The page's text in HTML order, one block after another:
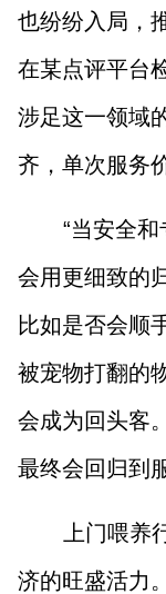
也纷纷入局，
在某点评平台
涉足这一领域
齐，单次服务
“当安全
会用更细致的
比如是否会顺
被宠物打翻的
会成为回头客
最终会回归到
上门喂
济的旺盛活力